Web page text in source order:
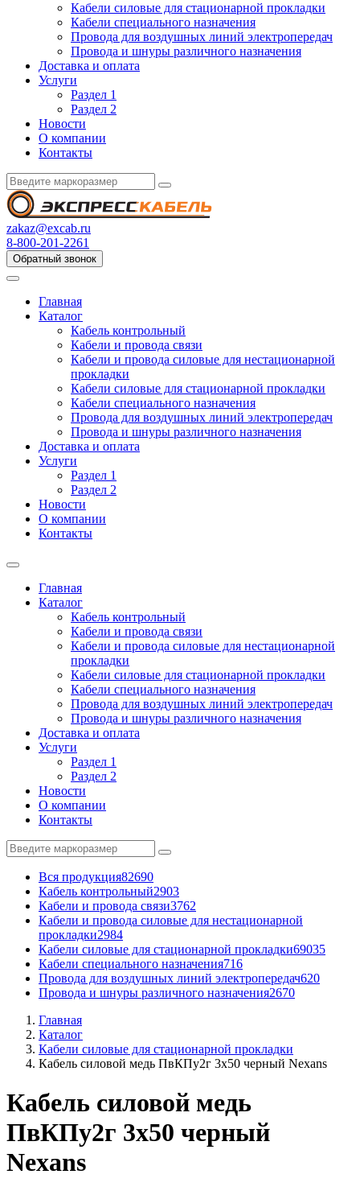
Кабели силовые для стационарной прокладки
Кабели специального назначения
Провода для воздушных линий электропередач
Провода и шнуры различного назначения
Доставка и оплата
Услуги
Раздел 1
Раздел 2
Новости
О компании
Контакты
zakaz@excab.ru
8-800-201-2261
Обратный звонок
Главная
Каталог
Кабель контрольный
Кабели и провода связи
Кабели и провода силовые для нестационарной
прокладки
Кабели силовые для стационарной прокладки
Кабели специального назначения
Провода для воздушных линий электропередач
Провода и шнуры различного назначения
Доставка и оплата
Услуги
Раздел 1
Раздел 2
Новости
О компании
Контакты
Главная
Каталог
Кабель контрольный
Кабели и провода связи
Кабели и провода силовые для нестационарной
прокладки
Кабели силовые для стационарной прокладки
Кабели специального назначения
Провода для воздушных линий электропередач
Провода и шнуры различного назначения
Доставка и оплата
Услуги
Раздел 1
Раздел 2
Новости
О компании
Контакты
Вся продукция82690
Кабель контрольный2903
Кабели и провода связи3762
Кабели и провода силовые для нестационарной
прокладки2984
Кабели силовые для стационарной прокладки69035
Кабели специального назначения716
Провода для воздушных линий электропередач620
Провода и шнуры различного назначения2670
Главная
Каталог
Кабели силовые для стационарной прокладки
Кабель силовой медь ПвКПу2г 3x50 черный Nexans
Кабель силовой медь
ПвКПу2г 3x50 черный
Nexans